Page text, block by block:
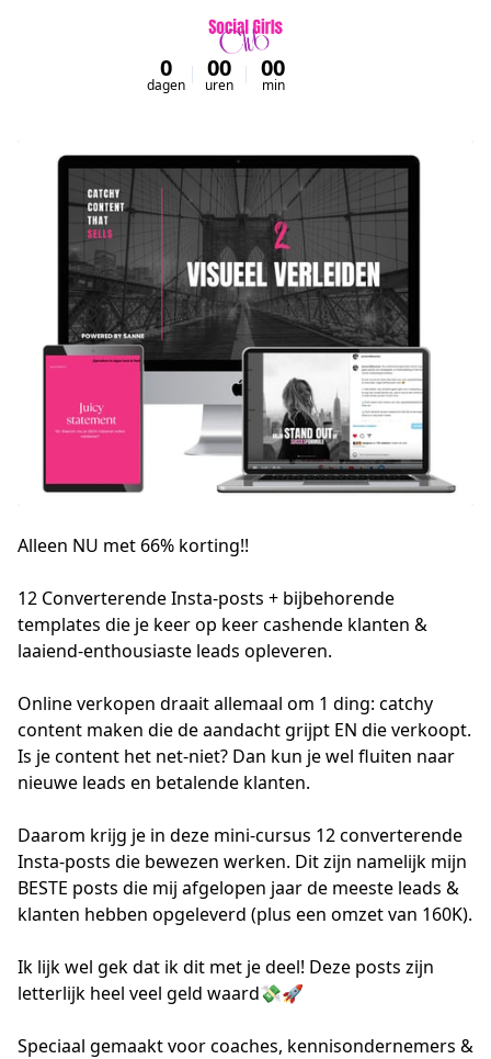
0
dagen
00
uren
00
min
Alleen NU met 66% korting!!
12 Converterende Insta-posts + bijbehorende
templates die je keer op keer cashende klanten &
laaiend-enthousiaste leads opleveren.
Online verkopen draait allemaal om 1 ding: catchy
content maken die de aandacht grijpt EN die verkoopt.
Is je content het net-niet? Dan kun je wel fluiten naar
nieuwe leads en betalende klanten.
Daarom krijg je in deze mini-cursus 12 converterende
Insta-posts die bewezen werken. Dit zijn namelijk mijn
BESTE posts die mij afgelopen jaar de meeste leads &
klanten hebben opgeleverd (plus een omzet van 160K).
Ik lijk wel gek dat ik dit met je deel! Deze posts zijn
letterlijk heel veel geld waard💸🚀
Speciaal gemaakt voor coaches, kennisondernemers &